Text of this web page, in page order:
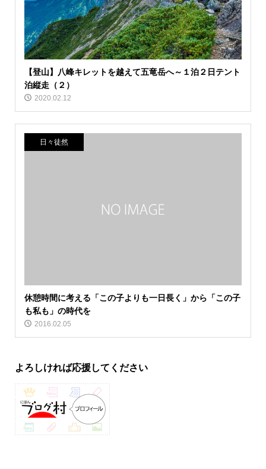
【登山】八峰キレットを越えて五竜岳へ～１泊２日テント
泊縦走（２）
2020.02.12
日々徒然
休憩時間に考える「この子よりも一日長く」から「この子
も私も」の時代を
2016.02.05
よろしければ応援してください